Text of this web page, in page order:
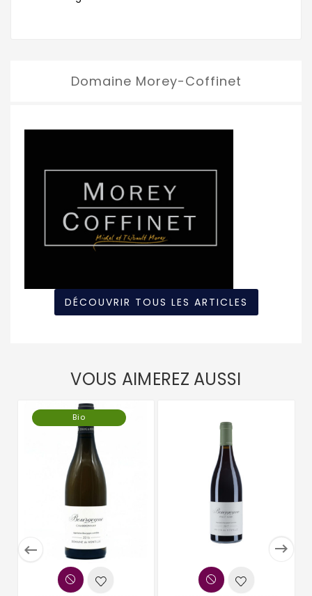
Domaine Morey-Coffinet
DÉCOUVRIR TOUS LES ARTICLES
VOUS AIMEREZ AUSSI
 
Bio